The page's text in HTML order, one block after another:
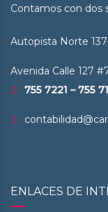
Contamos con dos
Autopista Norte
Avenida Calle 127
755 7221 – 755
ENLACES DE